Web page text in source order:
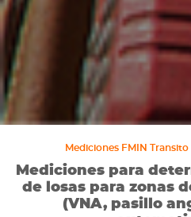
Mediciones FMIN Transito
Mediciones para
de losas para zonas
(VNA, pasillo